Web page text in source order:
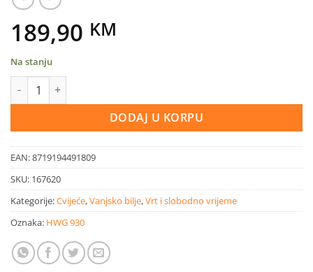
189,90 KM
Na stanju
Cupres.ar.FastigiataGlauca spiral H145 količina
DODAJ U KORPU
EAN:8719194491809
SKU: 167620
Kategorije:Cvijeće,Vanjsko bilje,Vrt i slobodno vrijeme
Oznaka: HWG 930